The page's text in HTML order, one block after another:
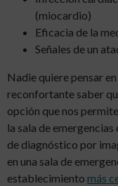
(miocardio)
Eficacia de la
Señales de un
Nadie quiere pensar
reconfortante saber
opción que nos
la sala de
de diagnóstico por
en una sala de
establecimiento más